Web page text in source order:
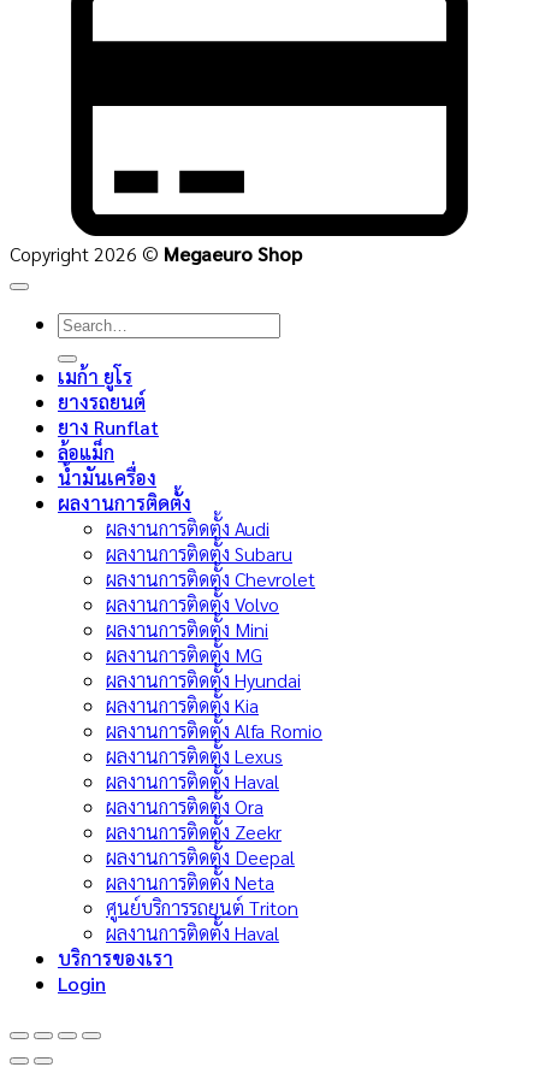
Copyright 2026 © Megaeuro Shop
Search
เมก้า ยูโร
ยางรถยนต์
ยาง Runflat
ล้อแม็ก
น้ำมันเครื่อง
ผลงานการติดตั้ง
ผลงานการติดตั้ง Audi
ผลงานการติดตั้ง Subaru
ผลงานการติดตั้ง Chevrolet
ผลงานการติดตั้ง Volvo
ผลงานการติดตั้ง Mini
ผลงานการติดตั้ง MG
ผลงานการติดตั้ง Hyundai
ผลงานการติดตั้ง Kia
ผลงานการติดตั้ง Alfa Romio
ผลงานการติดตั้ง Lexus
ผลงานการติดตั้ง Haval
ผลงานการติดตั้ง Ora
ผลงานการติดตั้ง Zeekr
ผลงานการติดตั้ง Deepal
ผลงานการติดตั้ง Neta
ศูนย์บริการรถยนต์ Triton
ผลงานการติดตั้ง Haval
บริการของเรา
Login